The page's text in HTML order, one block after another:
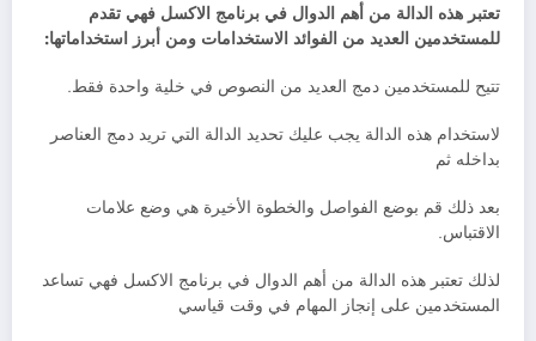
تعتبر هذه الدالة من أهم الدوال في برنامج الاكسل فهي تقدم
للمستخدمين العديد من الفوائد الاستخدامات ومن أبرز استخداماتها:
تتيح للمستخدمين دمج العديد من النصوص في خلية واحدة فقط.
لاستخدام هذه الدالة يجب عليك تحديد الدالة التي تريد دمج العناصر
بداخله ثم
بعد ذلك قم بوضع الفواصل والخطوة الأخيرة هي وضع علامات
الاقتباس.
لذلك تعتبر هذه الدالة من أهم الدوال في برنامج الاكسل فهي تساعد
المستخدمين على إنجاز المهام في وقت قياسي